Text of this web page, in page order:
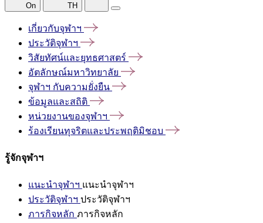
On TH
เกี่ยวกับจุฬาฯ
ประวัติจุฬาฯ
วิสัยทัศน์และยุทธศาสตร์
อัตลักษณ์มหาวิทยาลัย
จุฬาฯ กับความยั่งยืน
ข้อมูลและสถิติ
หน่วยงานของจุฬาฯ
ร้องเรียนทุจริตและประพฤติมิชอบ
รู้จักจุฬาฯ
แนะนำจุฬาฯ แนะนำจุฬาฯ
ประวัติจุฬาฯ ประวัติจุฬาฯ
ภารกิจหลัก ภารกิจหลัก